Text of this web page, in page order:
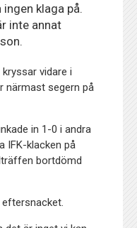
klaga på.
inte annat
vidare i
närmast segern på
in 1-0 i andra
IFK-klacken på
bortdömd